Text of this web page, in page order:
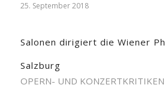
25. September 2018
Salonen dirigiert die Wiener
Salzburg
OPERN- UND KONZERTKRITIKEN